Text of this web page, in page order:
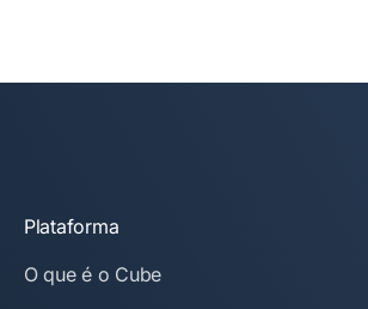
Plataforma
O que é o Cube